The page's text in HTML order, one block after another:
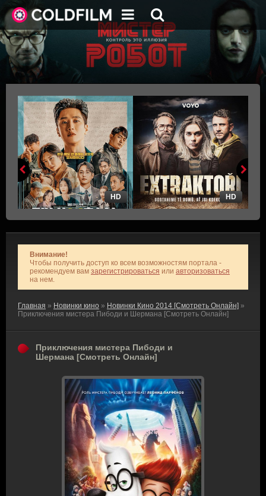
HD HD
Внимание!
Чтобы получить доступ ко всем возможностям портала -
рекомендуем вам зарегистрироваться или авторизоваться
на нем.
Главная » Новинки кино » Новинки Кино 2014 [Смотреть Онлайн] »
Приключения мистера Пибоди и Шермана [Смотреть Онлайн]
Приключения мистера Пибоди и
Шермана [Смотреть Онлайн]